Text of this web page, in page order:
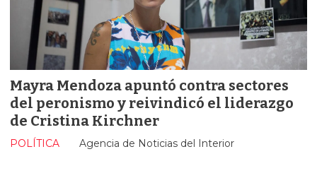
Mayra Mendoza apuntó contra sectores
del peronismo y reivindicó el liderazgo
de Cristina Kirchner
Agencia de Noticias del Interior
POLÍTICA